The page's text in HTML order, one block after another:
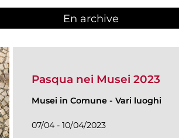
En archive
Pasqua nei Musei 2023
Musei in Comune - Vari luoghi
07/04 - 10/04/2023